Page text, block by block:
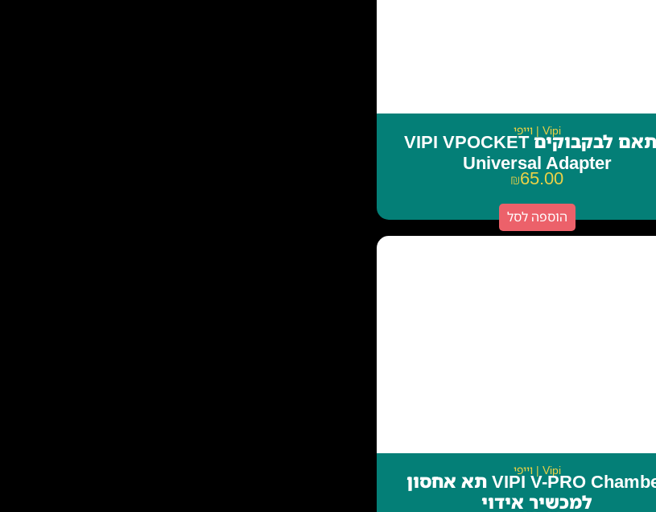
Vipi | וייפי
מתאם לבקבוקים VIPI VPOCKET
Universal Adapter
₪65.00
הוספה לסל
Vipi | וייפי
VIPI V-PRO Chamber תא אחסון
למכשיר אידוי